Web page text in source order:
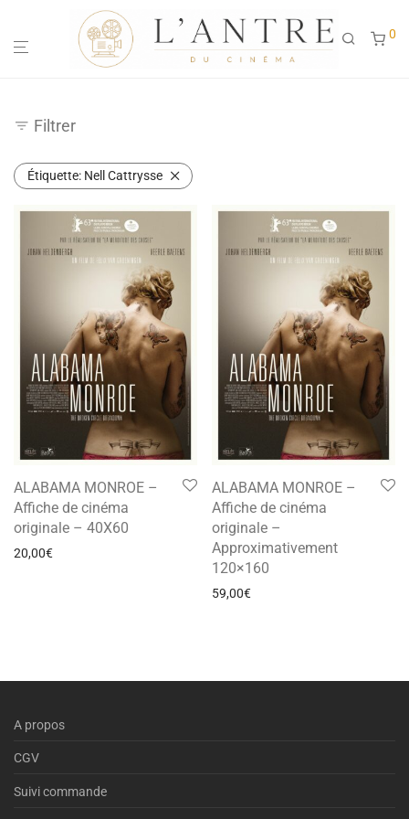
0
Filtrer
Étiquette: Nell Cattrysse
ALABAMA MONROE –
Affiche de cinéma
originale – 40X60
20,00€
ALABAMA MONROE –
Affiche de cinéma
originale –
Approximativement
120×160
59,00€
A propos
CGV
Suivi commande